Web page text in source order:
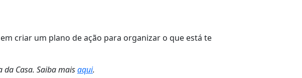
criar um plano de ação para organizar o que está te
Casa. Saiba maisaqui.